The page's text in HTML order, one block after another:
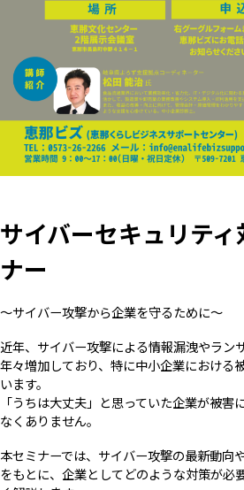
サイバーセキュリティ
ナー
～サイバー攻撃から企業を守るために～
近年、サイバー攻撃による情報漏洩やラン
年々増加しており、特に中小企業における
います。
「うちは大丈夫」と思っていた企業が被害
なくありません。
本セミナーでは、サイバー攻撃の最新動向
をもとに、企業としてどのような対策が必